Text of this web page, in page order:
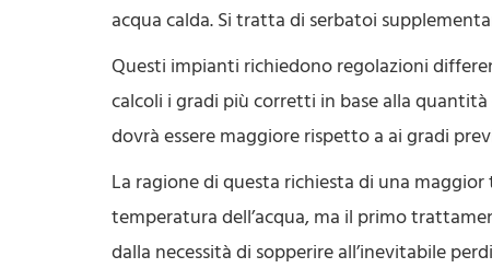
acqua calda. Si tratta di serbatoi
Questi impianti richiedono regolazioni
calcoli i gradi più corretti in base alla
dovrà essere maggiore rispetto a ai gradi
La ragione di questa richiesta di una
temperatura dell’acqua, ma il primo
dalla necessità di sopperire all’inevitabile